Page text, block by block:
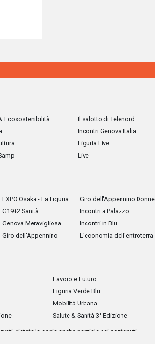
Ecosostenibilità
Il salotto di Telenord
Incontri Genova Italia
Liguria Live
Live
EXPO Osaka - La Liguria
G19+2 Sanità
Genova Meravigliosa
Giro dell'Appennino
Giro dell'Appennino Donne
Incontri a Palazzo
Incontri in Blu
L'economia dell'entroterra
Lavoro e Futuro
Liguria Verde Blu
Mobilità Urbana
Salute & Sanità 3° Edizione
vietata la copia anche parziale dei contenuti